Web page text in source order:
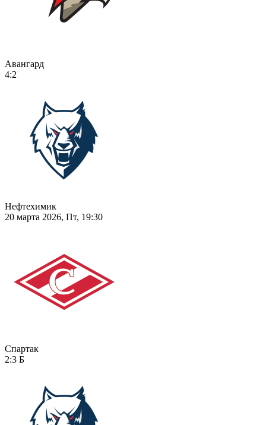
Авангард
4:2
Нефтехимик
20 марта 2026, Пт, 19:30
Спартак
2:3 Б